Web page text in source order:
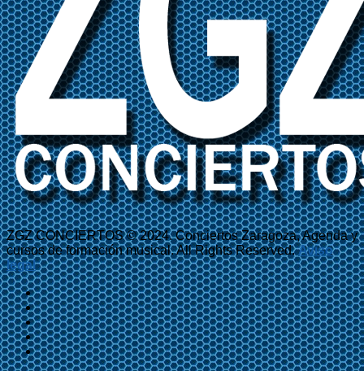
ZGZ CONCIERTOS © 2024. Conciertos Zaragoza, Agenda y
cursos de formación musical. All Rights Reserved.Aviso
legal